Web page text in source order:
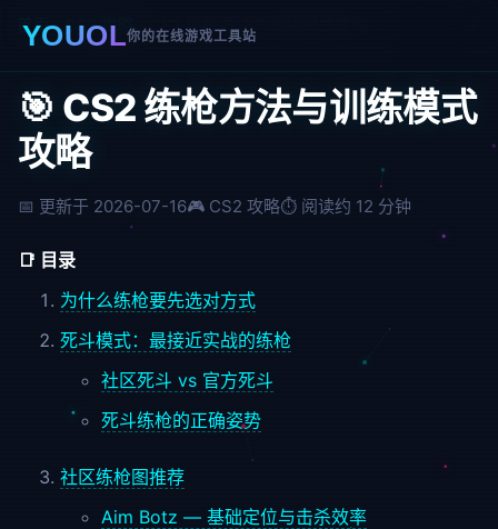
YOUOL你的在线游戏工具站
首页 › CS2 攻略 › CS2 练枪方法与训练模式攻略
🎯 CS2 练枪方法与训练模式
攻略
📅 更新于 2026-07-16🎮 CS2 攻略⏱️ 阅读约 12 分钟
📑 目录
为什么练枪要先选对方式
死斗模式：最接近实战的练枪
社区死斗 vs 官方死斗
死斗练枪的正确姿势
社区练枪图推荐
Aim Botz — 基础定位与击杀效率